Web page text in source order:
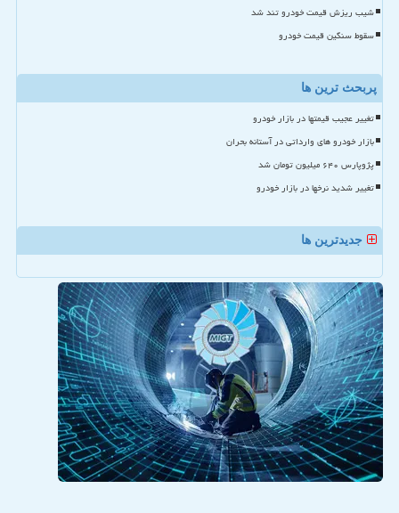
شیب ریزش قیمت خودرو تند شد
سقوط سنگین قیمت خودرو
پربحث ترین ها
تغییر عجیب قیمتها در بازار خودرو
بازار خودرو های وارداتی در آستانه بحران
پژوپارس ۶۴۰ میلیون تومان شد
تغییر شدید نرخها در بازار خودرو
جدیدترین ها